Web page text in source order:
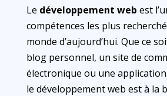
Le développement web est
compétences les plus
monde d’aujourd’hui. Que ce
blog personnel, un site de
électronique ou une
le développement web est à la